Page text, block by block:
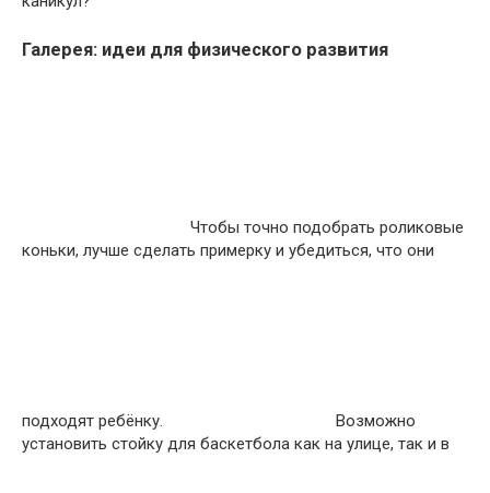
Галерея: идеи для физического развития
Чтобы точно подобрать роликовые
коньки, лучше сделать примерку и убедиться, что они
подходят ребёнку.
Возможно
установить стойку для баскетбола как на улице, так и в